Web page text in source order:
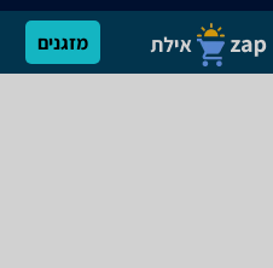
מזגנים